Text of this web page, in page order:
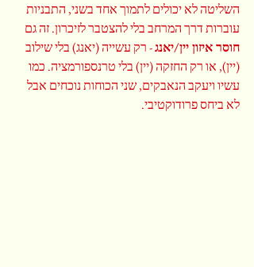
השליטה לא יכולים לתמוך אחד בשני, התבניות
עוברות דרך המרחב בלי להצטבר לזיכרון. זה גם
חוסר איזון יין/יאנג - רק עשייה (יאנג) בלי שילוב
(יין), או רק החזקה (יין) בלי טרנספורמציה. כמו
עשיו ויעקב הנאבקים, שני הכוחות נוכחים אבל
לא ביחס פרודוקטיבי.